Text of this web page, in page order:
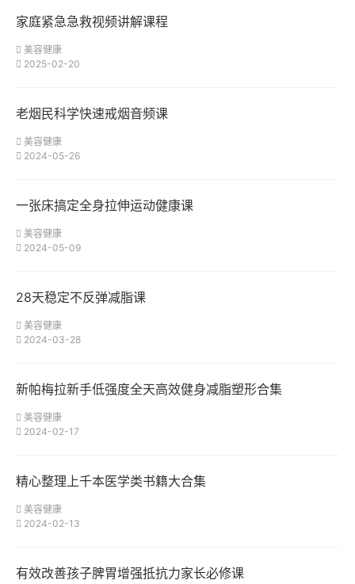
家庭紧急急救视频讲解课程
美容健康
2025-02-20
老烟民科学快速戒烟音频课
美容健康
2024-05-26
一张床搞定全身拉伸运动健康课
美容健康
2024-05-09
28天稳定不反弹减脂课
美容健康
2024-03-28
新帕梅拉新手低强度全天高效健身减脂塑形合集
美容健康
2024-02-17
精心整理上千本医学类书籍大合集
美容健康
2024-02-13
有效改善孩子脾胃增强抵抗力家长必修课